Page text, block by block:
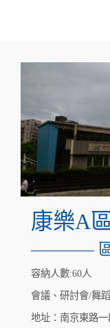
康樂A
———— 區
容納人數:60人
會議、研討會/舞
地址：南京東路一